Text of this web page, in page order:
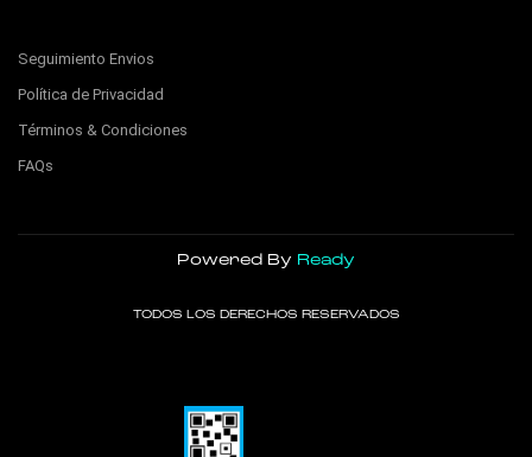
Seguimiento Envios
Política de Privacidad
Términos & Condiciones
FAQs
Powered By Ready
TODOS LOS DERECHOS RESERVADOS